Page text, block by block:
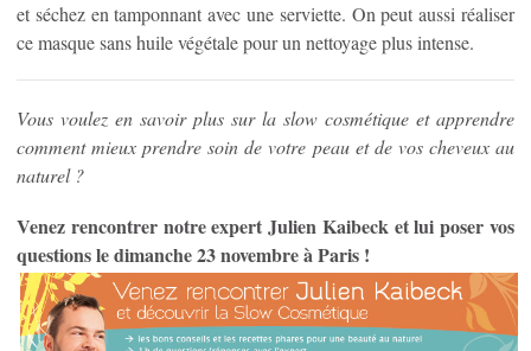
et séchez en tamponnant avec une serviette. On peut aussi réaliser
ce masque sans huile végétale pour un nettoyage plus intense.
Vous voulez en savoir plus sur la slow cosmétique et apprendre
comment mieux prendre soin de votre peau et de vos cheveux au
naturel ?
Venez rencontrer notre expert Julien Kaibeck et lui poser vos
questions le dimanche 23 novembre à Paris !